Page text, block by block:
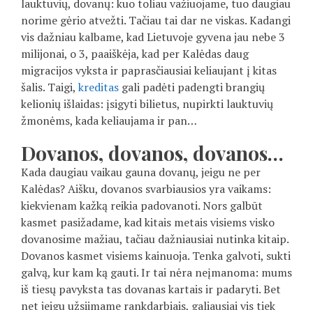
lauktuvių, dovanų: kuo toliau važiuojame, tuo daugiau
norime gėrio atvežti. Tačiau tai dar ne viskas. Kadangi
vis dažniau kalbame, kad Lietuvoje gyvena jau nebe 3
milijonai, o 3, paaiškėja, kad per Kalėdas daug
migracijos vyksta ir paprasčiausiai keliaujant į kitas
šalis. Taigi, kreditas gali padėti padengti brangių
kelionių išlaidas: įsigyti bilietus, nupirkti lauktuvių
žmonėms, kada keliaujama ir pan…
Dovanos, dovanos, dovanos…
Kada daugiau vaikau gauna dovanų, jeigu ne per
Kalėdas? Aišku, dovanos svarbiausios yra vaikams:
kiekvienam kažką reikia padovanoti. Nors galbūt
kasmet pasižadame, kad kitais metais visiems visko
dovanosime mažiau, tačiau dažniausiai nutinka kitaip.
Dovanos kasmet visiems kainuoja. Tenka galvoti, sukti
galvą, kur kam ką gauti. Ir tai nėra neįmanoma: mums
iš tiesų pavyksta tas dovanas kartais ir padaryti. Bet
net jeigu užsiimame rankdarbiais, galiausiai vis tiek